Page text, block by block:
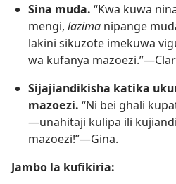
Sina muda. “Kwa kuwa
mengi, lazima nipange
lakini sikuzote imekuwa
wa kufanya
Sijajiandikisha katika
mazoezi. “Ni bei ghali
—unahitaji kulipa ili
mazoezi!”—Gina.
Jambo la kufikiria: